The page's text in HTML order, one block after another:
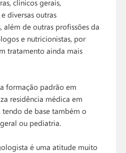
clínicos gerais,
diversas outras
além de outras profissões da
e nutricionistas, por
tratamento ainda mais
formação padrão em
residência médica em
de base também o
ou pediatria.
é uma atitude muito